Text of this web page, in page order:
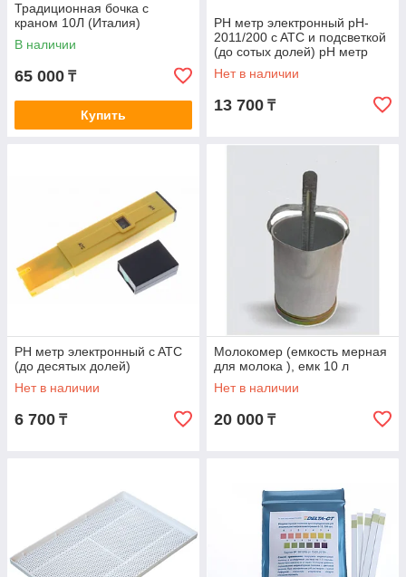
Традиционная бочка с
краном 10Л (Италия)
В наличии
65 000 ₸
Купить
PH метр электронный pH-
2011/200 c ATC и подсветкой
(до сотых долей) pH метр
электронный pH-2011/200
Нет в наличии
13 700 ₸
PH метр электронный c ATC
(до десятых долей)
Нет в наличии
6 700 ₸
Молокомер (емкость мерная
для молока ), емк 10 л
Нет в наличии
20 000 ₸